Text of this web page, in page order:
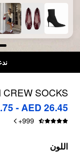
SOCKS
- AED 26.45
999
+
اللون